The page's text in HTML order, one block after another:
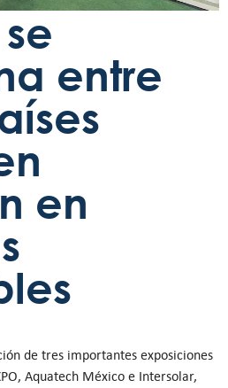
entre
en
de tres importantes exposiciones
Aquatech México e Intersolar,